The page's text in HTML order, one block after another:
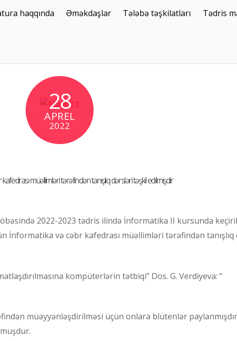
haqqında Əməkdaşlar Tələbə təşkilatları Tədris
28
APREL
2022
müəllimləri tərəfindən tanışlıq dərsləri təşkil edilmişdir
2022-2023 tədris ilində İnformatika II kursunda
İnformatika və cəbr kafedrası müəllimləri tərəfindən tanışlıq
kompüterlərin tətbiqi” Dos. G. Verdiyeva: “
müəyyənləşdirilməsi üçün onlara blütenlər